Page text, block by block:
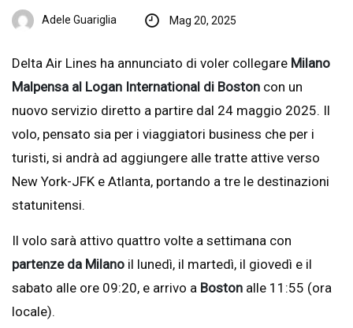
Adele Guariglia Mag 20, 2025
Delta Air Lines ha annunciato di voler collegare Milano
Malpensa al Logan International di Boston con un
nuovo servizio diretto a partire dal 24 maggio 2025. Il
volo, pensato sia per i viaggiatori business che per i
turisti, si andrà ad aggiungere alle tratte attive verso
New York-JFK e Atlanta, portando a tre le destinazioni
statunitensi.
Il volo sarà attivo quattro volte a settimana con
partenze da Milano il lunedì, il martedì, il giovedì e il
sabato alle ore 09:20, e arrivo a Boston alle 11:55 (ora
locale).